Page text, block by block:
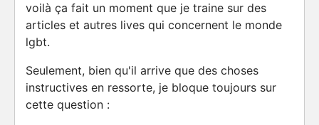
voilà ça fait un moment que je traine sur des
articles et autres lives qui concernent le monde
lgbt.
Seulement, bien qu'il arrive que des choses
instructives en ressorte, je bloque toujours sur
cette question :